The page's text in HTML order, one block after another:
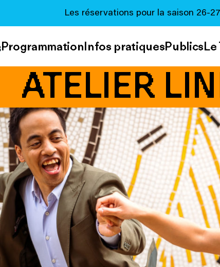
Les réservations pour la saison 26-
ProgrammationInfos pratiquesPublics
ATELIER